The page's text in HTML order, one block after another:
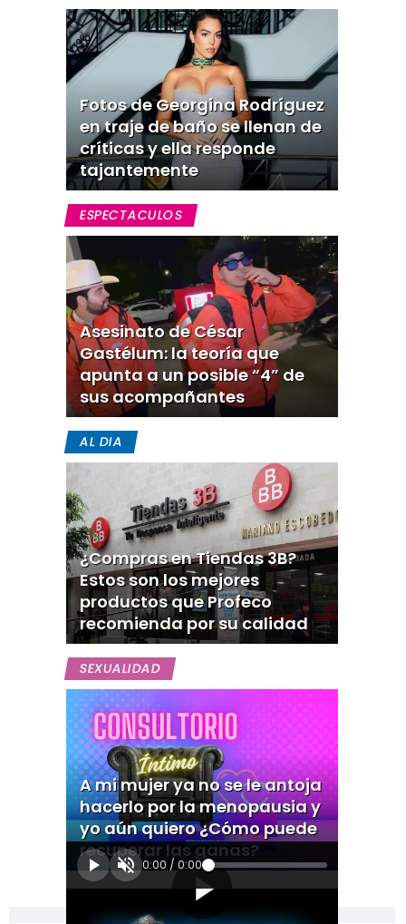
Fotos de Georgina Rodríguez
en traje de baño se llenan de
críticas y ella responde
tajantemente
ESPECTACULOS
Asesinato de César
Gastélum: la teoría que
apunta a un posible “4” de
sus acompañantes
AL DIA
¿Compras en Tiendas 3B?
Estos son los mejores
productos que Profeco
recomienda por su calidad
SEXUALIDAD
A mi mujer ya no se le antoja
hacerlo por la menopausia y
yo aún quiero ¿Cómo puede
recuperar las ganas?
0:00 / 0:00
[Publicidad]